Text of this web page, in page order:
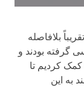
بلافاصله
گرفته بودند و
کمک کردیم تا
به این